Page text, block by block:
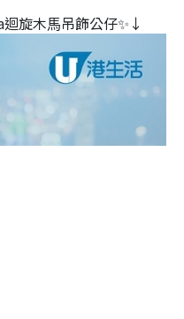
旋木⾺吊飾公仔✨↓